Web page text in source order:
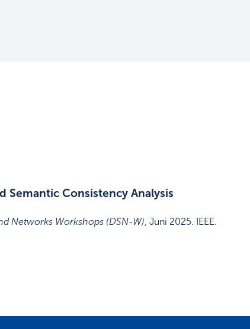
Semantic Consistency Analysis
Networks Workshops (DSN-W), Juni 2025. IEEE.